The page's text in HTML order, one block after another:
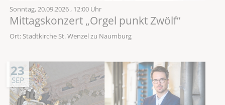
Sonntag,20.09.2026 , 12:00 Uhr
Mittagskonzert „Orgel punkt Zwölf“
Ort: Stadtkirche St. Wenzel zu Naumburg
23
SEP